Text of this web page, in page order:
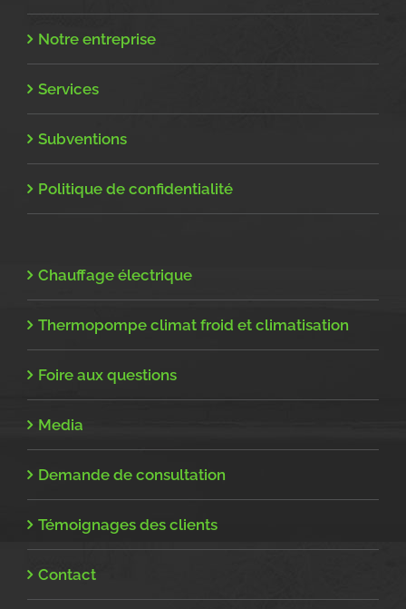
Notre entreprise
Services
Subventions
Politique de confidentialité
Chauffage électrique
Thermopompe climat froid et climatisation
Foire aux questions
Media
Demande de consultation
Témoignages des clients
Contact